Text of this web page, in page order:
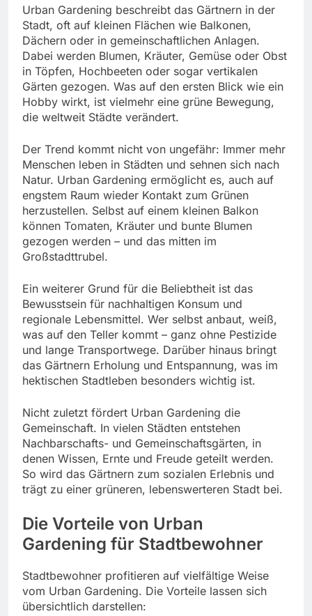
Urban Gardening beschreibt das Gärtnern in der
Stadt, oft auf kleinen Flächen wie Balkonen,
Dächern oder in gemeinschaftlichen Anlagen.
Dabei werden Blumen, Kräuter, Gemüse oder Obst
in Töpfen, Hochbeeten oder sogar vertikalen
Gärten gezogen. Was auf den ersten Blick wie ein
Hobby wirkt, ist vielmehr eine grüne Bewegung,
die weltweit Städte verändert.
Der Trend kommt nicht von ungefähr: Immer mehr
Menschen leben in Städten und sehnen sich nach
Natur. Urban Gardening ermöglicht es, auch auf
engstem Raum wieder Kontakt zum Grünen
herzustellen. Selbst auf einem kleinen Balkon
können Tomaten, Kräuter und bunte Blumen
gezogen werden – und das mitten im
Großstadttrubel.
Ein weiterer Grund für die Beliebtheit ist das
Bewusstsein für nachhaltigen Konsum und
regionale Lebensmittel. Wer selbst anbaut, weiß,
was auf den Teller kommt – ganz ohne Pestizide
und lange Transportwege. Darüber hinaus bringt
das Gärtnern Erholung und Entspannung, was im
hektischen Stadtleben besonders wichtig ist.
Nicht zuletzt fördert Urban Gardening die
Gemeinschaft. In vielen Städten entstehen
Nachbarschafts- und Gemeinschaftsgärten, in
denen Wissen, Ernte und Freude geteilt werden.
So wird das Gärtnern zum sozialen Erlebnis und
trägt zu einer grüneren, lebenswerteren Stadt bei.
Die Vorteile von Urban
Gardening für Stadtbewohner
Stadtbewohner profitieren auf vielfältige Weise
vom Urban Gardening. Die Vorteile lassen sich
übersichtlich darstellen: